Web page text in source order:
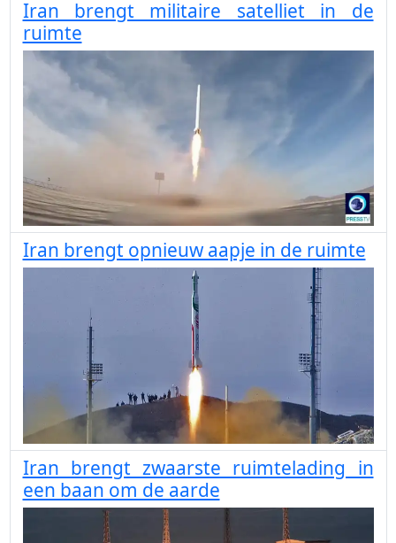
Iran brengt militaire satelliet in de
ruimte
Iran brengt opnieuw aapje in de ruimte
Iran brengt zwaarste ruimtelading in
een baan om de aarde